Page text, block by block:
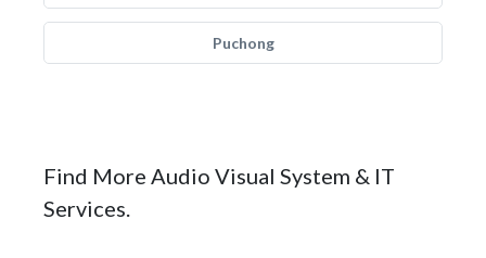
Puchong
Find More Audio Visual System & IT
Services.